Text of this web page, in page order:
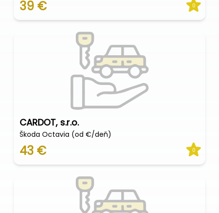
39 € 0
CARDOT, s.r.o.
Škoda Octavia (od €/deň)
43 € 0